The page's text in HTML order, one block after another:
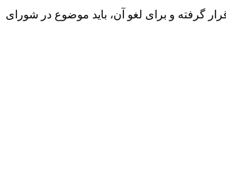
گرفته و برای لغو آن، باید موضوع در شورای